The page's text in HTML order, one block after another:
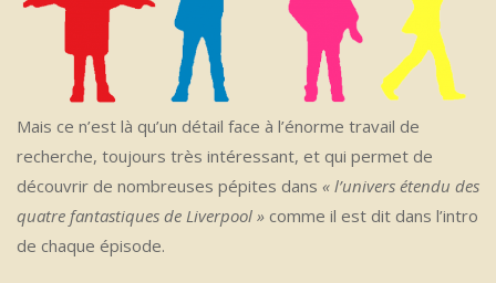
Mais ce n’est là qu’un détail face à l’énorme travail de
recherche, toujours très intéressant, et qui permet de
découvrir de nombreuses pépites dans « l’univers étendu des
quatre fantastiques de Liverpool » comme il est dit dans l’intro
de chaque épisode.